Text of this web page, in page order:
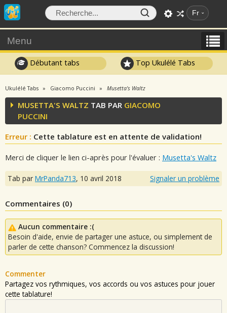
Fr
Menu
Débutant tabs Top Ukulélé Tabs
Ukulélé Tabs Giacomo Puccini Musetta's Waltz
MUSETTA'S WALTZ TAB PAR GIACOMO
PUCCINI
Erreur : Cette tablature est en attente de validation!
Merci de cliquer le lien ci-après pour l'évaluer : Musetta's Waltz
Tab par MrPanda713, 10 avril 2018 Signaler un problème
Commentaires (0)
Aucun commentaire :(
Besoin d'aide, envie de partager une astuce, ou simplement de
parler de cette chanson? Commencez la discussion!
Commenter
Partagez vos rythmiques, vos accords ou vos astuces pour jouer
cette tablature!